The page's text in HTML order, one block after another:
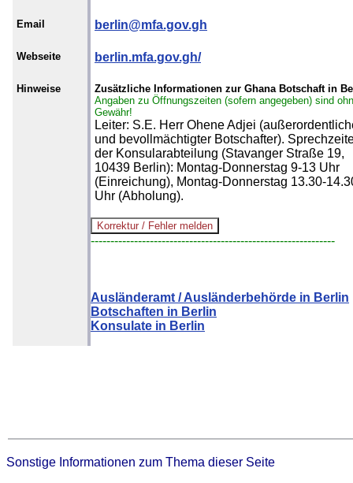
Email berlin@mfa.gov.gh
Webseite berlin.mfa.gov.gh/
Hinweise
Zusätzliche Informationen zur Ghana Botschaft in
Angaben zu Öffnungszeiten (sofern angegeben) sind
Gewähr!
Leiter: S.E. Herr Ohene Adjei
und bevollmächtigter Botschafter).
der Konsularabteilung (Stavanger Straße 19,
10439 Berlin): Montag-Donnerstag 9-13 Uhr
(Einreichung), Montag-Donnerstag 13.30-
Uhr (Abholung).
--------------------------------------------------------------
Ausländeramt / Ausländerbehörde in Berlin
Botschaften in Berlin
Konsulate in Berlin
Sonstige Informationen zum Thema dieser Seite